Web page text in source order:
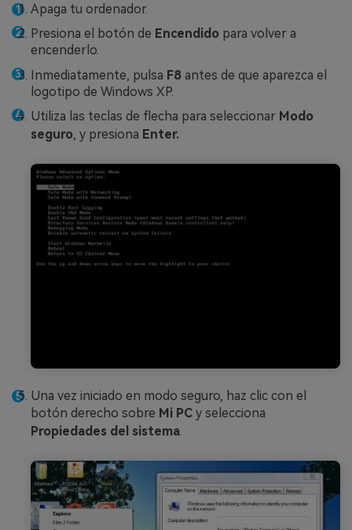
Apaga tu ordenador.
Presiona el botón de Encendido para volver a
encenderlo.
Inmediatamente, pulsa F8 antes de que aparezca el
logotipo de Windows XP.
Utiliza las teclas de flecha para seleccionar Modo
seguro, y presiona Enter.
Una vez iniciado en modo seguro, haz clic con el
botón derecho sobre Mi PC y selecciona
Propiedades del sistema.